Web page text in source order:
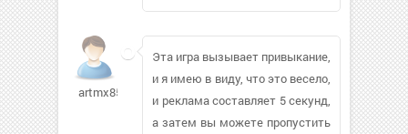
artmx850
Эта игра вызывает привыкание,
и я имею в виду, что это весело,
и реклама составляет 5 секунд,
а затем вы можете пропустить